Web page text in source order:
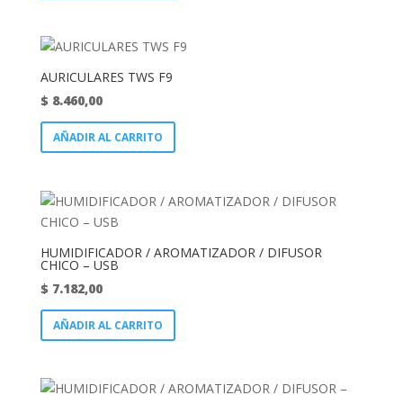
AURICULARES TWS F9
$8.460,00
AÑADIR AL CARRITO
HUMIDIFICADOR / AROMATIZADOR / DIFUSOR
CHICO – USB
$7.182,00
AÑADIR AL CARRITO